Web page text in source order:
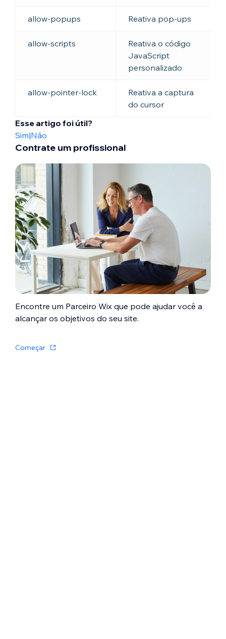
allow-popups Reativa pop-ups
allow-scripts
Reativa o código
JavaScript
personalizado
allow-pointer-lock
Reativa a captura
do cursor
Esse artigo foi útil?
Sim|Não
Contrate um profissional
Encontre um Parceiro Wix que pode ajudar você a
alcançar os objetivos do seu site.
Começar